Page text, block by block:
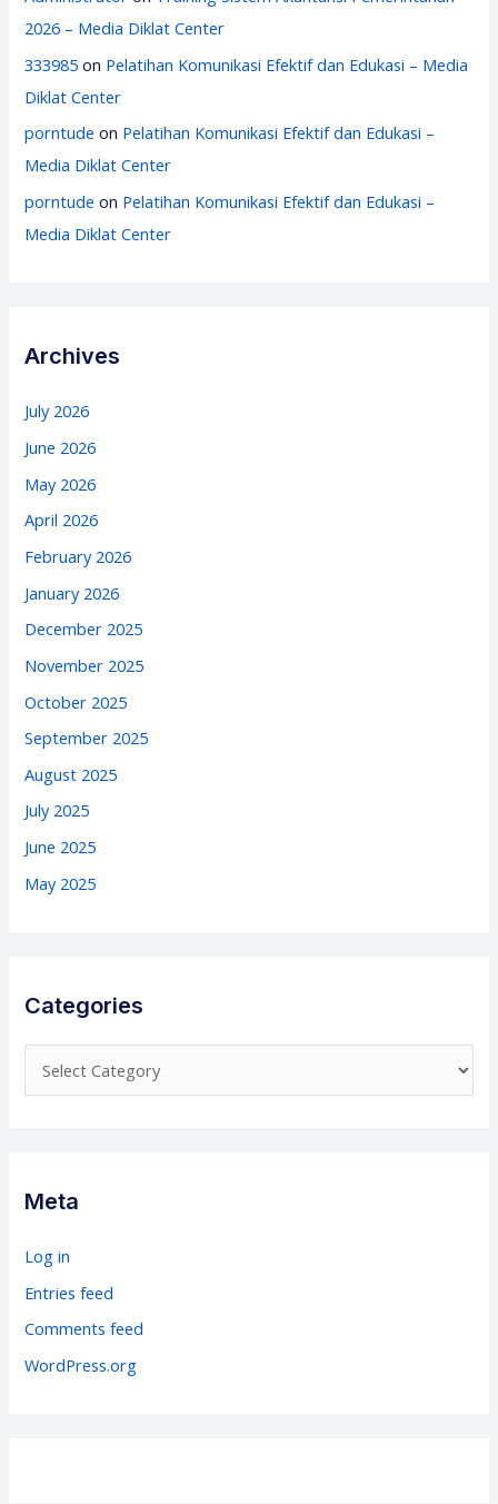
2026 – Media Diklat Center
333985 on Pelatihan Komunikasi Efektif dan Edukasi – Media
Diklat Center
porntude on Pelatihan Komunikasi Efektif dan Edukasi –
Media Diklat Center
porntude on Pelatihan Komunikasi Efektif dan Edukasi –
Media Diklat Center
Archives
July 2026
June 2026
May 2026
April 2026
February 2026
January 2026
December 2025
November 2025
October 2025
September 2025
August 2025
July 2025
June 2025
May 2025
Categories
a
r
i
Meta
Log in
Entries feed
Comments feed
WordPress.org